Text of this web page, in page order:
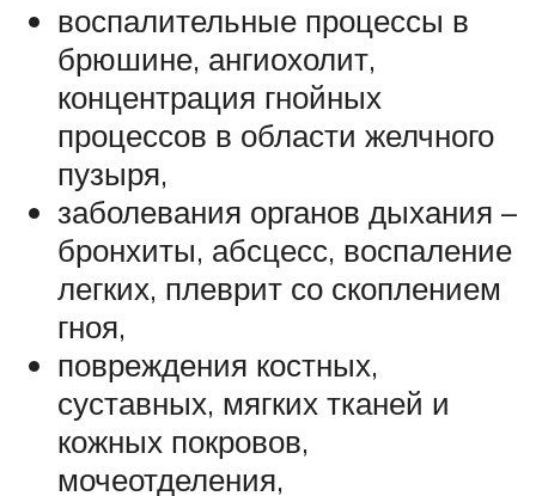
воспалительные процессы в
брюшине, ангиохолит,
концентрация гнойных
процессов в области желчного
пузыря,
заболевания органов дыхания –
бронхиты, абсцесс, воспаление
легких, плеврит со скоплением
гноя,
повреждения костных,
суставных, мягких тканей и
кожных покровов,
мочеотделения,